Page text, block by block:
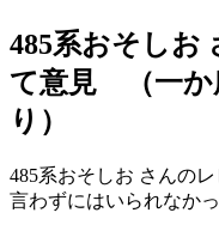
485系おそしお
て意見 （一か
り）
485系おそしお さんの
言わずにはいられなか